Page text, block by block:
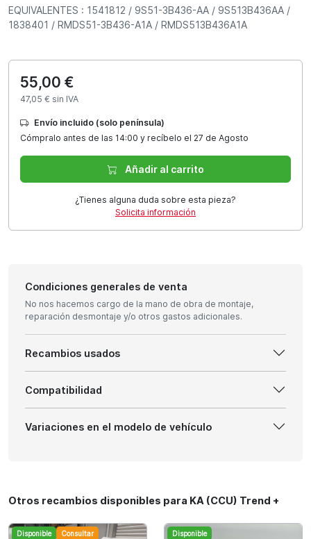
EQUIVALENTES : 1541812 / 9S51-3B436-AA / 9S513B436AA /
1838401 / RMDS51-3B436-A1A / RMDS513B436A1A
55,00 €
47,05 € sin IVA
Envío incluido (solo península)
Cómpralo antes de las 14:00 y recíbelo el 27 de Agosto
Añadir al carrito
¿Tienes alguna duda sobre esta pieza?
Solicita información
Condiciones generales de venta
No nos hacemos cargo de la mano de obra de montaje,
reparación desmontaje y/o otros gastos adicionales.
Recambios usados
Compatibilidad
Variaciones en el modelo de vehículo
Otros recambios disponibles para KA (CCU) Trend +
Disponible Consultar Disponible